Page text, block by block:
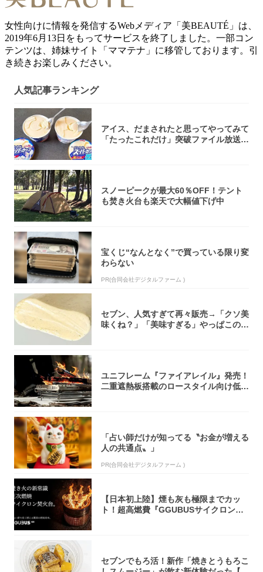
女性向けに情報を発信するWebメディア「美BEAUTÉ」は、
2019年6月13日をもってサービスを終了しました。一部コン
テンツは、姉妹サイト「ママテナ」に移管しております。引
き続きお楽しみください。
人気記事ランキング
アイス、だまされたと思ってやってみて
「たったこれだけ」突破ファイル放送で
スノーピークが最大60％OFF！テント
も焚き火台も楽天で大幅値下げ中
宝くじ“なんとなく”で買っている限り変
わらない
PR(合同会社デジタルファーム )
セブン、人気すぎて再々販売→「クソ美
味くね？」「美味すぎる」やっぱこのク
ユニフレーム『ファイアレイル』発売！
二重遮熱板搭載のロースタイル向け低型
「占い師だけが知ってる〝お金が増える
人の共通点〟」
PR(合同会社デジタルファーム )
【日本初上陸】煙も灰も極限までカッ
ト！超高燃費『GGUBUSサイクロン焚
セブンでもろ活！新作「焼きとうもろこ